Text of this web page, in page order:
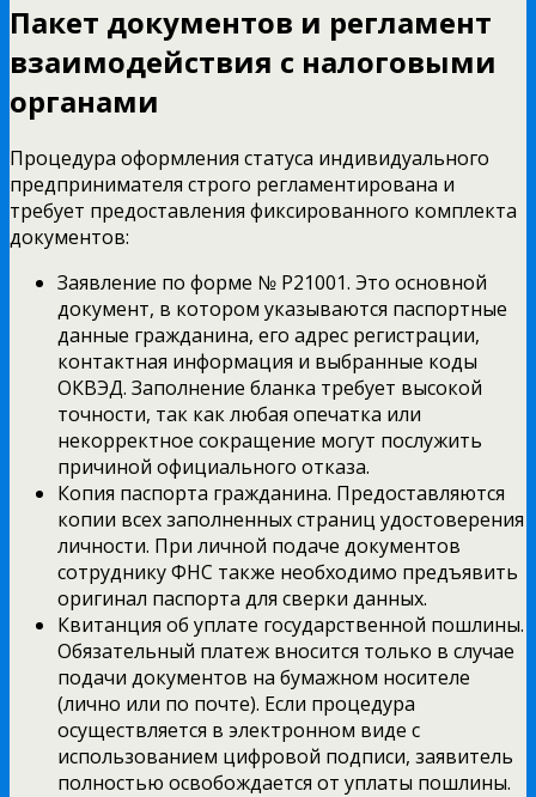
Пакет документов и регламент
взаимодействия с налоговыми
органами
Процедура оформления статуса индивидуального
предпринимателя строго регламентирована и
требует предоставления фиксированного комплекта
документов:
Заявление по форме № Р21001. Это основной
документ, в котором указываются паспортные
данные гражданина, его адрес регистрации,
контактная информация и выбранные коды
ОКВЭД. Заполнение бланка требует высокой
точности, так как любая опечатка или
некорректное сокращение могут послужить
причиной официального отказа.
Копия паспорта гражданина. Предоставляются
копии всех заполненных страниц удостоверения
личности. При личной подаче документов
сотруднику ФНС также необходимо предъявить
оригинал паспорта для сверки данных.
Квитанция об уплате государственной пошлины.
Обязательный платеж вносится только в случае
подачи документов на бумажном носителе
(лично или по почте). Если процедура
осуществляется в электронном виде с
использованием цифровой подписи, заявитель
полностью освобождается от уплаты пошлины.